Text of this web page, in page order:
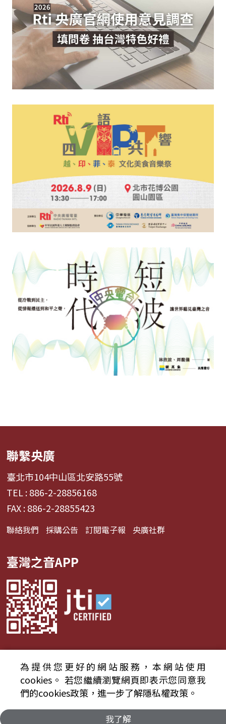
聯繫央廣
臺北市104中山區北安路55號
TEL : 886-2-28856168
FAX : 886-2-28855423
聯絡我們 採購公告 訂閱電子報 央廣社群
臺灣之音APP
© 2024財團法人中央廣播電臺 版權所有
資通安全政策聲明
服務條款 隱私權條款
為提供您更好的網站服務，本網站使用
cookies。 若您繼續瀏覽網頁即表示您同意我
們的cookies政策，進一步了解隱私權政策。
我了解